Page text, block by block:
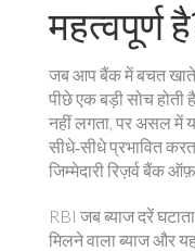
महत्वपूर्ण
जब आप बैंक में बचत खाते
पीछे एक बड़ी सोच
नहीं लगता, पर असल में
सीधे‑सीधे प्रभावित
जिम्मेदारी रिज़र्व बैंक
RBI जब ब्याज दरें
मिलने वाला ब्याज और